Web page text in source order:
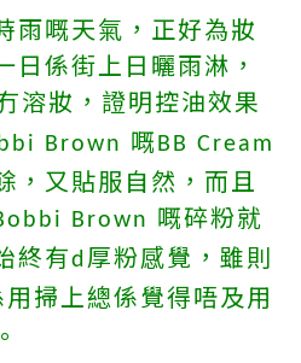
雨嘅天氣，正好為妝
日係街上日曬雨淋，
溶妝，證明控油效果
Brown 嘅 BB Cream
，又貼服自然，而且
Brown 嘅碎粉就
終有d 厚粉感覺，雖則
用掃上總係覺得唔及用